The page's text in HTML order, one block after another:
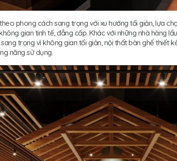
phong cách sang trọng với xu hướng tối giản, lựa
gian tinh tế, đẳng cấp. Khác với những nhà hàng
trọng vì không gian tối giản, nội thất bàn ghế thiết
năng sử dụng.